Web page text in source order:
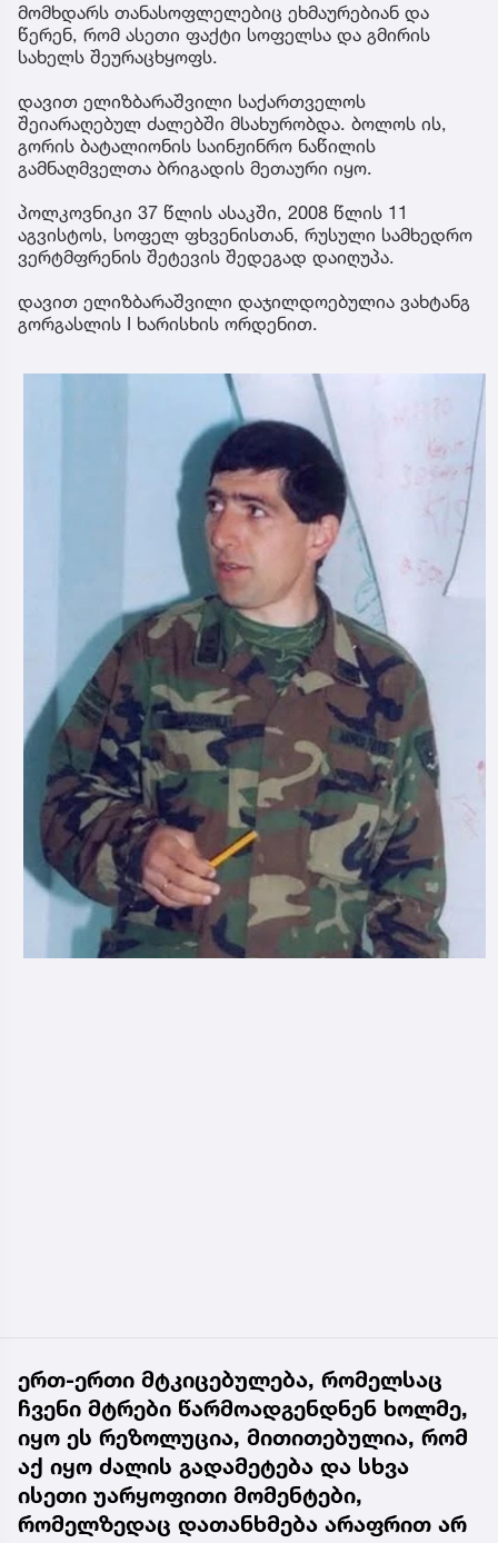
მომხდარს თანასოფლელებიც ეხმაურებიან და
წერენ, რომ ასეთი ფაქტი სოფელსა და გმირის
სახელს შეურაცხყოფს.
დავით ელიზბარაშვილი საქართველოს
შეიარაღებულ ძალებში მსახურობდა. ბოლოს ის,
გორის ბატალიონის საინჟინრო ნაწილის
გამნაღმველთა ბრიგადის მეთაური იყო.
პოლკოვნიკი 37 წლის ასაკში, 2008 წლის 11
აგვისტოს, სოფელ ფხვენისთან, რუსული სამხედრო
ვერტმფრენის შეტევის შედეგად დაიღუპა.
დავით ელიზბარაშვილი დაჯილდოებულია ვახტანგ
გორგასლის I ხარისხის ორდენით.
ერთ-ერთი მტკიცებულება, რომელსაც
ჩვენი მტრები წარმოადგენდნენ ხოლმე,
იყო ეს რეზოლუცია, მითითებულია, რომ
აქ იყო ძალის გადამეტება და სხვა
ისეთი უარყოფითი მომენტები,
რომელზედაც დათანხმება არაფრით არ